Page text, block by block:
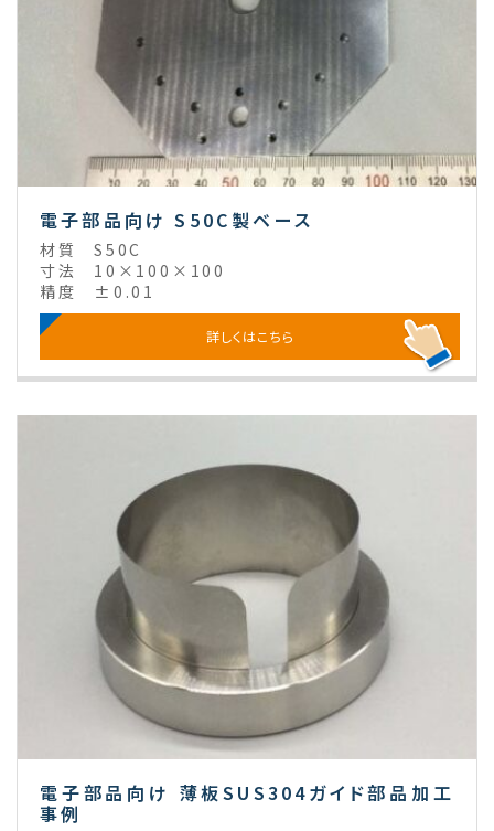
電子部品向け S50C製ベース
材質
S50C
寸法
10×100×100
精度
±0.01
詳しくはこちら
電子部品向け 薄板SUS304ガイド部品加工
事例